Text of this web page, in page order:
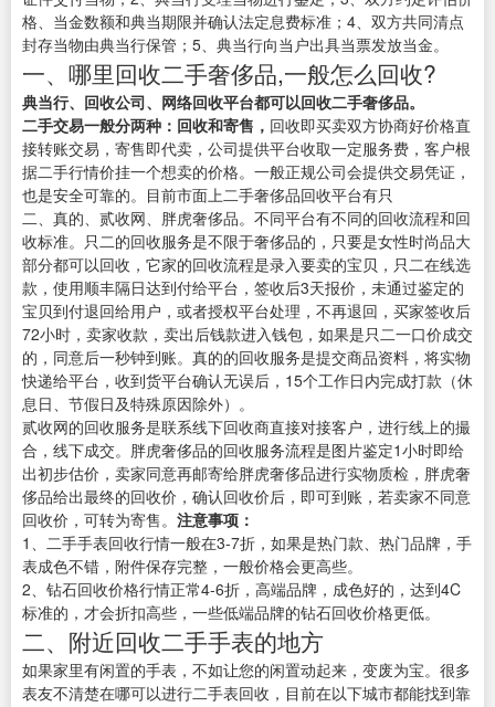
格、当金数额和典当期限并确认法定息费标准；4、双方共同清点
封存当物由典当行保管；5、典当行向当户出具当票发放当金。
一、哪里回收二手奢侈品,一般怎么回收?
典当行、回收公司、网络回收平台都可以回收二手奢侈品。
二手交易一般分两种：回收和寄售， 回收即买卖双方协商好价格直
接转账交易，寄售即代卖，公司提供平台收取一定服务费，客户根
据二手行情价挂一个想卖的价格。一般正规公司会提供交易凭证，
也是安全可靠的。目前市面上二手奢侈品回收平台有只
二、真的、贰收网、胖虎奢侈品。不同平台有不同的回收流程和回
收标准。只二的回收服务是不限于奢侈品的，只要是女性时尚品大
部分都可以回收，它家的回收流程是录入要卖的宝贝，只二在线选
款，使用顺丰隔日达到付给平台，签收后3天报价，未通过鉴定的
宝贝到付退回给用户，或者授权平台处理，不再退回，买家签收后
72小时，卖家收款，卖出后钱款进入钱包，如果是只二一口价成交
的，同意后一秒钟到账。真的的回收服务是提交商品资料，将实物
快递给平台，收到货平台确认无误后，15个工作日内完成打款（休
息日、节假日及特殊原因除外）。
贰收网的回收服务是联系线下回收商直接对接客户，进行线上的撮
合，线下成交。胖虎奢侈品的回收服务流程是图片鉴定1小时即给
出初步估价，卖家同意再邮寄给胖虎奢侈品进行实物质检，胖虎奢
侈品给出最终的回收价，确认回收价后，即可到账，若卖家不同意
回收价，可转为寄售。 注意事项：
1、二手手表回收行情一般在3-7折，如果是热门款、热门品牌，手
表成色不错，附件保存完整，一般价格会更高些。
2、钻石回收价格行情正常4-6折，高端品牌，成色好的，达到4C
标准的，才会折扣高些，一些低端品牌的钻石回收价格更低。
二、附近回收二手手表的地方
如果家里有闲置的手表，不如让您的闲置动起来，变废为宝。很多
表友不清楚在哪可以进行二手表回收，目前在以下城市都能找到靠